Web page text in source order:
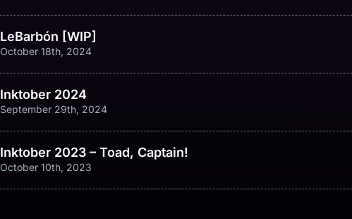
LeBarbón [WIP]
October 18th, 2024
Inktober 2024
September 29th, 2024
Inktober 2023 – Toad, Captain!
October 10th, 2023